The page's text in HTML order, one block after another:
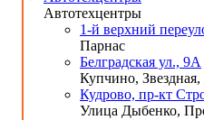
Автотехцентры
1-й верхний
Парнас
Белградская ул., 9А
Купчино,
Кудрово, пр-кт
Улица Дыбенко,